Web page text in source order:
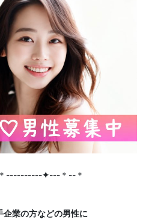
----------✦---＊--＊
業の方などの男性に